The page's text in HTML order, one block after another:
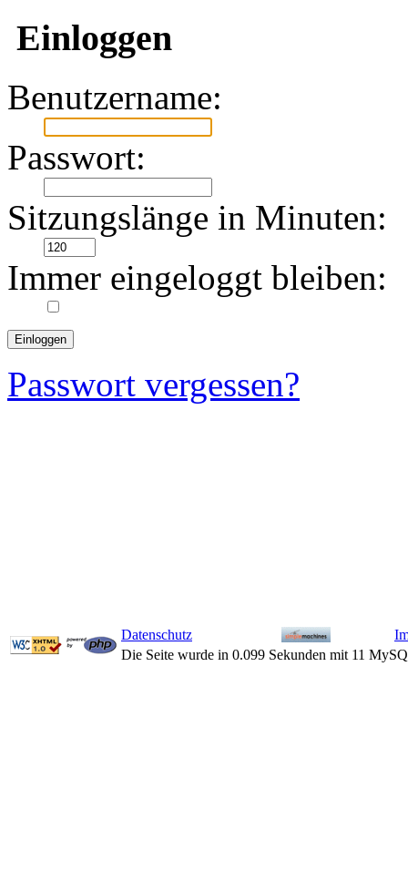
Einloggen
Benutzername:
Passwort:
Sitzungslänge in Minuten:
Immer eingeloggt bleiben:
Passwort vergessen?
Datenschutz
Die Seite wurde in 0.099 Sekunden mit 11